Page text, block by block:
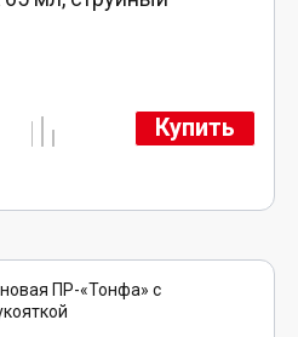
Купить